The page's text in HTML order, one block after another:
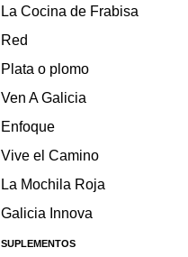
La Cocina de Frabisa
Red
Plata o plomo
Ven A Galicia
Enfoque
Vive el Camino
La Mochila Roja
Galicia Innova
SUPLEMENTOS